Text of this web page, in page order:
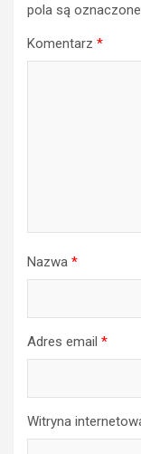
pola są oznaczone
Komentarz *
Nazwa *
Adres email *
Witryna